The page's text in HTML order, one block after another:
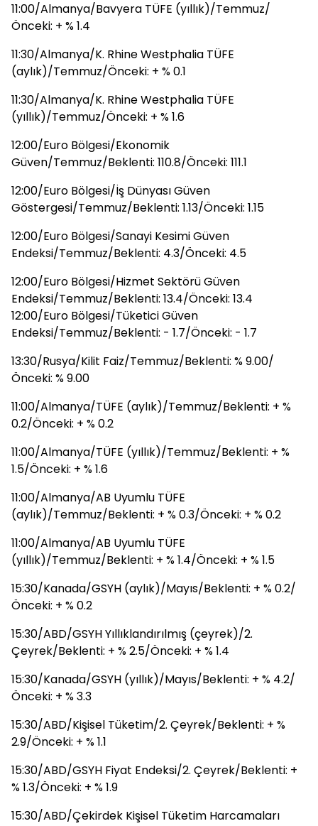
11:00/Almanya/Bavyera TÜFE (yıllık)/Temmuz/
Önceki: + % 1.4
11:30/Almanya/K. Rhine Westphalia TÜFE
(aylık)/Temmuz/Önceki: + % 0.1
11:30/Almanya/K. Rhine Westphalia TÜFE
(yıllık)/Temmuz/Önceki: + % 1.6
12:00/Euro Bölgesi/Ekonomik
Güven/Temmuz/Beklenti: 110.8/Önceki: 111.1
12:00/Euro Bölgesi/İş Dünyası Güven
Göstergesi/Temmuz/Beklenti: 1.13/Önceki: 1.15
12:00/Euro Bölgesi/Sanayi Kesimi Güven
Endeksi/Temmuz/Beklenti: 4.3/Önceki: 4.5
12:00/Euro Bölgesi/Hizmet Sektörü Güven
Endeksi/Temmuz/Beklenti: 13.4/Önceki: 13.4
12:00/Euro Bölgesi/Tüketici Güven
Endeksi/Temmuz/Beklenti: - 1.7/Önceki: - 1.7
13:30/Rusya/Kilit Faiz/Temmuz/Beklenti: % 9.00/
Önceki: % 9.00
11:00/Almanya/TÜFE (aylık)/Temmuz/Beklenti: + %
0.2/Önceki: + % 0.2
11:00/Almanya/TÜFE (yıllık)/Temmuz/Beklenti: + %
1.5/Önceki: + % 1.6
11:00/Almanya/AB Uyumlu TÜFE
(aylık)/Temmuz/Beklenti: + % 0.3/Önceki: + % 0.2
11:00/Almanya/AB Uyumlu TÜFE
(yıllık)/Temmuz/Beklenti: + % 1.4/Önceki: + % 1.5
15:30/Kanada/GSYH (aylık)/Mayıs/Beklenti: + % 0.2/
Önceki: + % 0.2
15:30/ABD/GSYH Yıllıklandırılmış (çeyrek)/2.
Çeyrek/Beklenti: + % 2.5/Önceki: + % 1.4
15:30/Kanada/GSYH (yıllık)/Mayıs/Beklenti: + % 4.2/
Önceki: + % 3.3
15:30/ABD/Kişisel Tüketim/2. Çeyrek/Beklenti: + %
2.9/Önceki: + % 1.1
15:30/ABD/GSYH Fiyat Endeksi/2. Çeyrek/Beklenti: +
% 1.3/Önceki: + % 1.9
15:30/ABD/Çekirdek Kişisel Tüketim Harcamaları